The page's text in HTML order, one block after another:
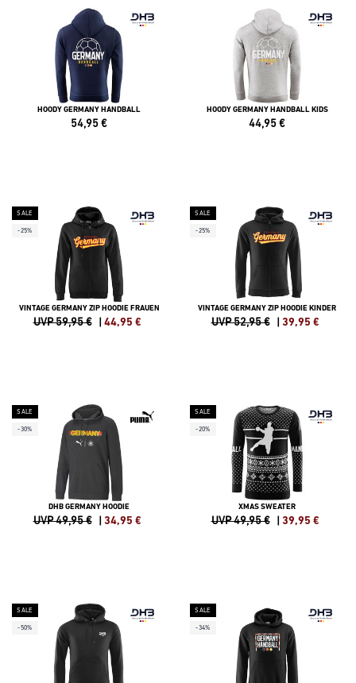
HOODY GERMANY HANDBALL
54,95€
HOODY GERMANY HANDBALL KIDS
44,95€
SALE
-25%
VINTAGE GERMANY ZIP HOODIE FRAUEN
UVP 59,95 € | 44,95 €
SALE
-25%
VINTAGE GERMANY ZIP HOODIE KINDER
UVP 52,95 € | 39,95 €
SALE
-30%
DHB GERMANY HOODIE
UVP 49,95 € | 34,95 €
SALE
-20%
XMAS SWEATER
UVP 49,95 € | 39,95 €
SALE
-50%
SALE
-34%